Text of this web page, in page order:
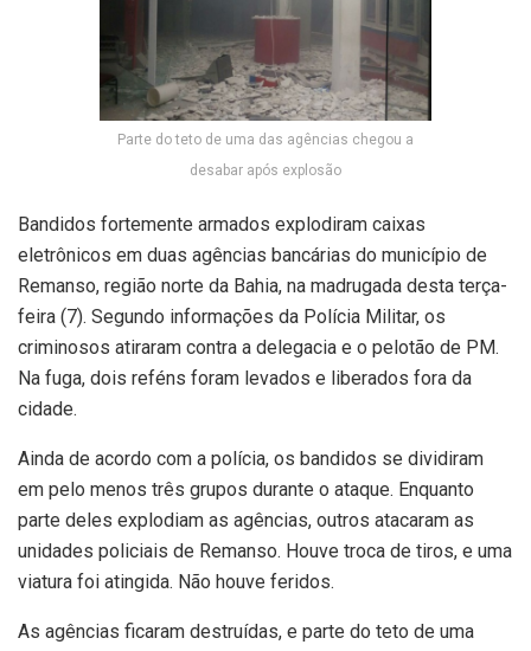
Parte do teto de uma das agências chegou a
desabar após explosão
Bandidos fortemente armados explodiram caixas
eletrônicos em duas agências bancárias do município de
Remanso, região norte da Bahia, na madrugada desta terça-
feira (7). Segundo informações da Polícia Militar, os
criminosos atiraram contra a delegacia e o pelotão de PM.
Na fuga, dois reféns foram levados e liberados fora da
cidade.
Ainda de acordo com a polícia, os bandidos se dividiram
em pelo menos três grupos durante o ataque. Enquanto
parte deles explodiam as agências, outros atacaram as
unidades policiais de Remanso. Houve troca de tiros, e uma
viatura foi atingida. Não houve feridos.
As agências ficaram destruídas, e parte do teto de uma